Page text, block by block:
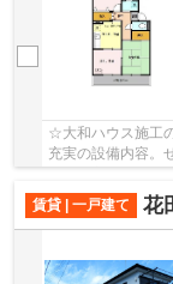
☆大和ハウス施工
充実の設備内容。
賃貸 | 一戸建て
花